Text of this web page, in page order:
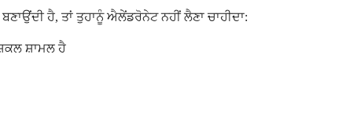
ਹੈ, ਤਾਂ ਤੁਹਾਨੂੰ ਐਲੇਂਡਰੋਨੇਟ ਨਹੀਂ ਲੈਣਾ ਚਾਹੀਦਾ:
ਸ਼ਾਮਲ ਹੈ